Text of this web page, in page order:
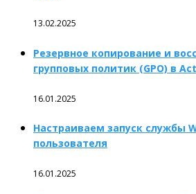
13.02.2025
Резервное копирование и
групповых политик (GPO) в
16.01.2025
Настраиваем запуск службы
пользователя
16.01.2025